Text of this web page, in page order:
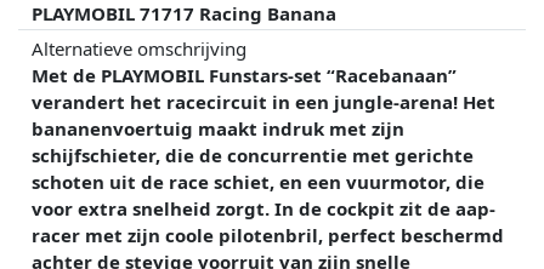
PLAYMOBIL 71717 Racing Banana
Alternatieve omschrijving
Met de PLAYMOBIL Funstars-set “Racebanaan”
verandert het racecircuit in een jungle-arena! Het
bananenvoertuig maakt indruk met zijn
schijfschieter, die de concurrentie met gerichte
schoten uit de race schiet, en een vuurmotor, die
voor extra snelheid zorgt. In de cockpit zit de aap-
racer met zijn coole pilotenbril, perfect beschermd
achter de stevige voorruit van zijn snelle